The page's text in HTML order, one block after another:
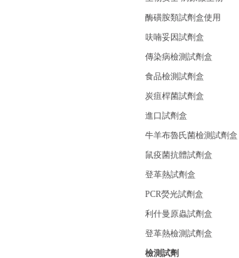
酶磺胺類試劑盒使用
呋喃妥因試劑盒
傳染病檢測試劑盒
食品檢測試劑盒
炭疽桿菌試劑盒
進口試劑盒
牛羊布魯氏菌檢測試劑盒
鼠疫菌抗體試劑盒
登革熱試劑盒
PCR熒光試劑盒
利什曼原蟲試劑盒
登革熱檢測試劑盒
檢測試劑